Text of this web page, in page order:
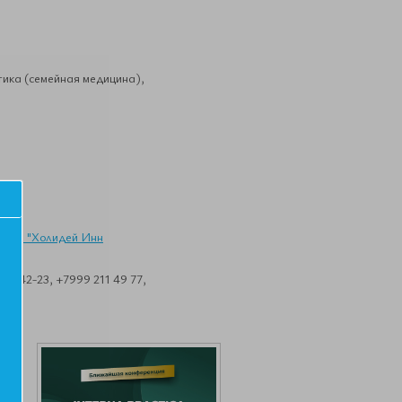
(семейная медицина),
"Холидей Инн
42-23, +7999 211 49 77,